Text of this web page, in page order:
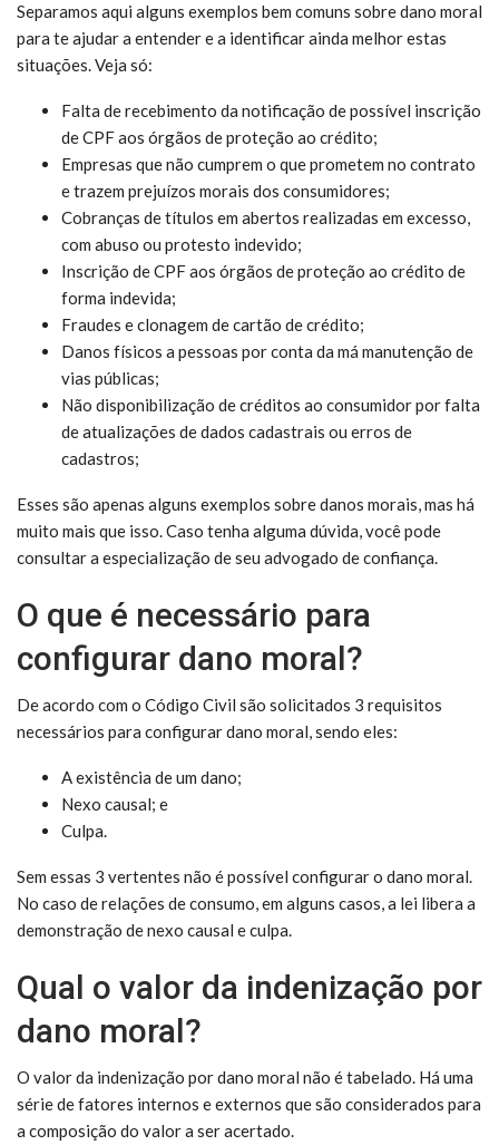
Separamos aqui alguns exemplos bem comuns sobre dano moral
para te ajudar a entender e a identificar ainda melhor estas
situações. Veja só:
Falta de recebimento da notificação de possível inscrição
de CPF aos órgãos de proteção ao crédito;
Empresas que não cumprem o que prometem no contrato
e trazem prejuízos morais dos consumidores;
Cobranças de títulos em abertos realizadas em excesso,
com abuso ou protesto indevido;
Inscrição de CPF aos órgãos de proteção ao crédito de
forma indevida;
Fraudes e clonagem de cartão de crédito;
Danos físicos a pessoas por conta da má manutenção de
vias públicas;
Não disponibilização de créditos ao consumidor por falta
de atualizações de dados cadastrais ou erros de
cadastros;
Esses são apenas alguns exemplos sobre danos morais, mas há
muito mais que isso. Caso tenha alguma dúvida, você pode
consultar a especialização de seu advogado de confiança.
O que é necessário para
configurar dano moral?
De acordo com o Código Civil são solicitados 3 requisitos
necessários para configurar dano moral, sendo eles:
A existência de um dano;
Nexo causal; e
Culpa.
Sem essas 3 vertentes não é possível configurar o dano moral.
No caso de relações de consumo, em alguns casos, a lei libera a
demonstração de nexo causal e culpa.
Qual o valor da indenização por
dano moral?
O valor da indenização por dano moral não é tabelado. Há uma
série de fatores internos e externos que são considerados para
a composição do valor a ser acertado.